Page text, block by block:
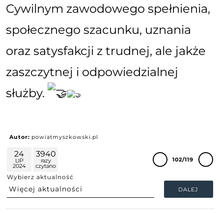
Cywilnym zawodowego spełnienia,
społecznego szacunku, uznania
oraz satysfakcji z trudnej, ale jakże
zaszczytnej i odpowiedzialnej
służby.
Autor: powiatmyszkowski.pl
24
LIP
2024
3940
razy
czytano
Wybierz aktualność
DALEJ
102/119